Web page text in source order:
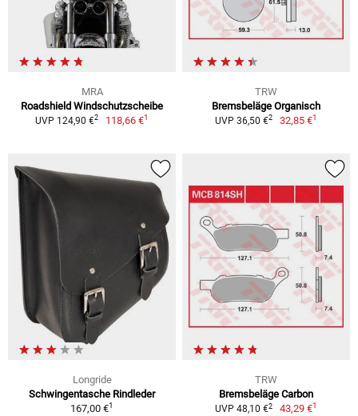
MRA
Roadshield Windschutzscheibe
UVP 124,90 €2 118,66 €1
TRW
Bremsbeläge Organisch
UVP 36,50 €2 32,85 €1
Longride
Schwingentasche Rindleder
167,00 €1
TRW
Bremsbeläge Carbon
UVP 48,10 €2 43,29 €1